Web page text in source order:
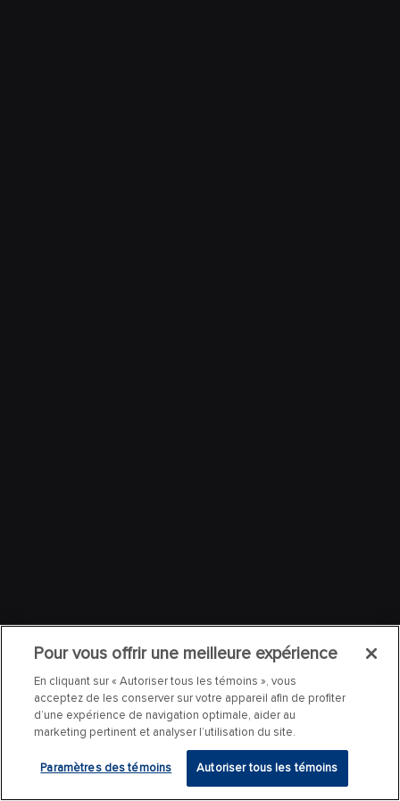
Pour vous offrir une meilleure expérience
En cliquant sur « Autoriser tous les témoins », vous
acceptez de les conserver sur votre appareil afin de profiter
d’une expérience de navigation optimale, aider au
marketing pertinent et analyser l’utilisation du site.
Paramètres des témoins Autoriser tous les témoins